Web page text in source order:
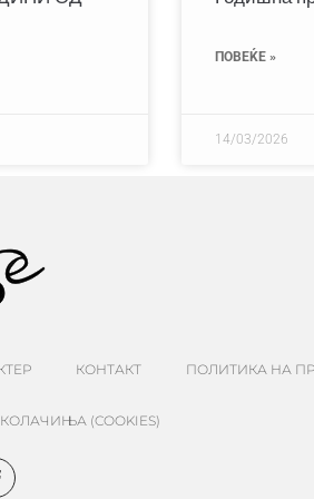
ПОВЕЌЕ »
14/03/2026
КОНТАКТ ПОЛИТИКА НА
(COOKIES)